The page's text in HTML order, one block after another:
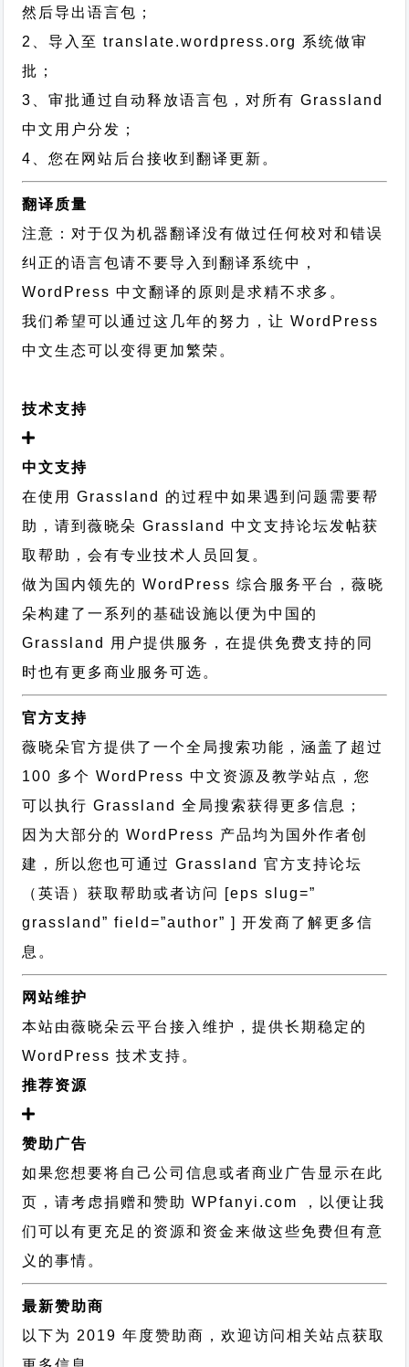
然后导出语言包；
2、导入至 translate.wordpress.org 系统做审
批；
3、审批通过自动释放语言包，对所有 Grassland
中文用户分发；
4、您在网站后台接收到翻译更新。
翻译质量
注意：对于仅为机器翻译没有做过任何校对和错误
纠正的语言包请不要导入到翻译系统中，
WordPress 中文翻译的原则 是求精不求多。
我们希望可以通过这几年的努力，让 WordPress
中文生态可以变得更加繁荣。
技术支持
中文支持
在使用 Grassland 的过程中如果遇到问题需要帮
助，请到薇晓朵 Grassland 中文支持论坛发帖获
取帮助，会有专业技术人员回复。
做为国内领先的 WordPress 综合服务平台，薇晓
朵构建了一系列的基础设施以便为中国的
Grassland 用户提供服务，在提供免费支持的同
时也有更多商业服务可选。
官方支持
薇晓朵官方提供了一个全局搜索功能，涵盖了超过
100 多个 WordPress 中文资源及教学站点，您
可以执行 Grassland 全局搜索获得更多信息；
因为大部分的 WordPress 产品均为国外作者创
建，所以您也可通过Grassland 官方支持论坛
（英语）获取帮助或者访问 [eps slug=”
grassland” field=”author” ] 开发商了解更多信
息。
网站维护
本站由薇晓朵云平台接入维护，提供长期稳定的
WordPress 技术支持 。
推荐资源
赞助广告
如果您想要将自己公司信息或者商业广告显示在此
页，请考虑捐赠和赞助 WPfanyi.com ，以便让我
们可以有更充足的资源和资金来做这些免费但有意
义的事情。
最新赞助商
以下为 2019 年度赞助商，欢迎访问相关站点获取